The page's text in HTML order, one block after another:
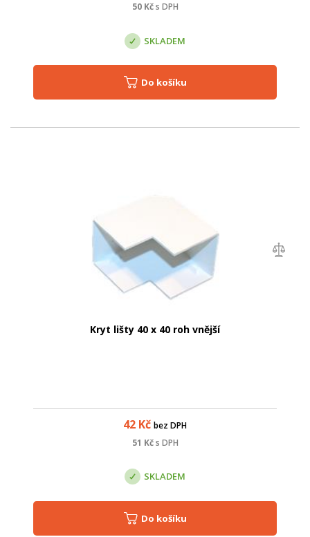
50Kč s DPH
SKLADEM
Do košíku
Kryt lišty 40 x 40 roh vnější
42 Kč bez DPH
51 Kč s DPH
SKLADEM
Do košíku